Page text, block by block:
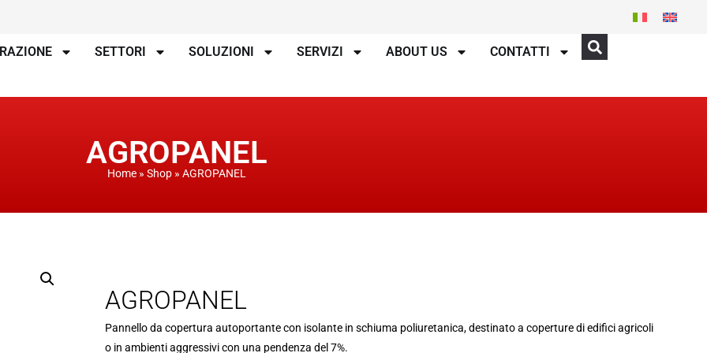
SETTORI SOLUZIONI SERVIZI ABOUT US CONTATTI
AGROPANEL
Home » Shop » AGROPANEL
AGROPANEL
Pannello da copertura autoportante con isolante in schiuma poliuretanica, destinato a coperture di edifici agricoli
o in ambienti aggressivi con una pendenza del 7%.